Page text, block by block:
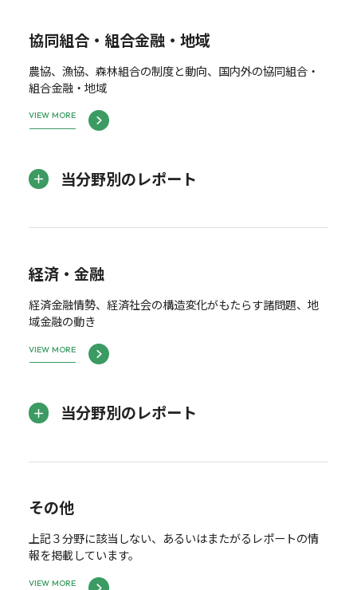
協同組合・組合金融・地域
農協、漁協、森林組合の制度と動向、国内外の協同組合・
組合金融・地域
VIEW MORE
当分野別のレポート
経済・金融
経済金融情勢、経済社会の構造変化がもたらす諸問題、地
域金融の動き
VIEW MORE
当分野別のレポート
その他
上記３分野に該当しない、あるいはまたがるレポートの情
報を掲載しています。
VIEW MORE